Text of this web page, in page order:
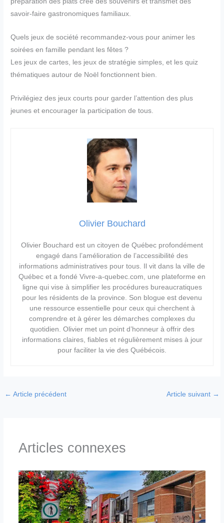
savoir-faire gastronomiques familiaux.
Quels jeux de société recommandez-vous pour animer les
soirées en famille pendant les fêtes ?
Les jeux de cartes, les jeux de stratégie simples, et les quiz
thématiques autour de Noël fonctionnent bien.
Privilégiez des jeux courts pour garder l’attention des plus
jeunes et encourager la participation de tous.
Olivier Bouchard
Olivier Bouchard est un citoyen de Québec profondément
engagé dans l’amélioration de l’accessibilité des
informations administratives pour tous. Il vit dans la ville de
Québec et a fondé Vivre-a-quebec.com, une plateforme en
ligne qui vise à simplifier les procédures bureaucratiques
pour les résidents de la province. Son blogue est devenu
une ressource essentielle pour ceux qui cherchent à
comprendre et à gérer les démarches complexes du
quotidien. Olivier met un point d’honneur à offrir des
informations claires, fiables et régulièrement mises à jour
pour faciliter la vie des Québécois.
← Article précédent Article suivant →
Articles connexes